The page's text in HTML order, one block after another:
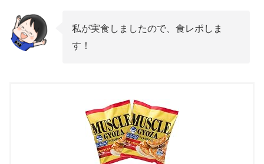
私が実食しましたので、食レポしま
す！